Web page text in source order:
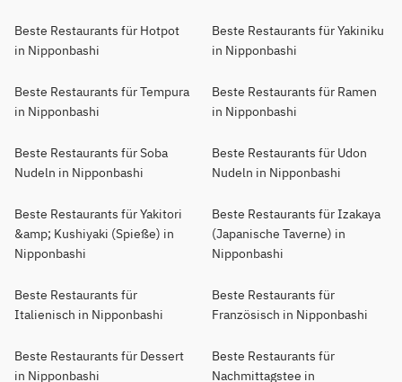
Beste Restaurants für Hotpot
in Nipponbashi
Beste Restaurants für Yakiniku
in Nipponbashi
Beste Restaurants für Tempura
in Nipponbashi
Beste Restaurants für Ramen
in Nipponbashi
Beste Restaurants für Soba
Nudeln in Nipponbashi
Beste Restaurants für Udon
Nudeln in Nipponbashi
Beste Restaurants für Yakitori
&amp; Kushiyaki (Spieße) in
Nipponbashi
Beste Restaurants für Izakaya
(Japanische Taverne) in
Nipponbashi
Beste Restaurants für
Italienisch in Nipponbashi
Beste Restaurants für
Französisch in Nipponbashi
Beste Restaurants für Dessert
in Nipponbashi
Beste Restaurants für
Nachmittagstee in